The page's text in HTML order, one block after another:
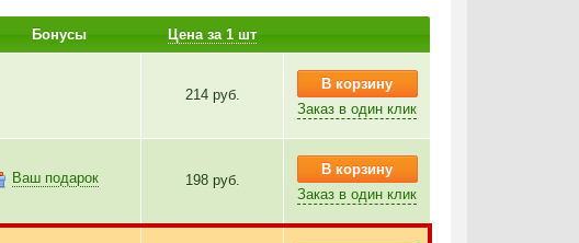
Бонусы Цена за 1 шт
214 руб.
В корзину
Заказ в один клик
Ваш подарок 198 руб.
В корзину
Заказ в один клик